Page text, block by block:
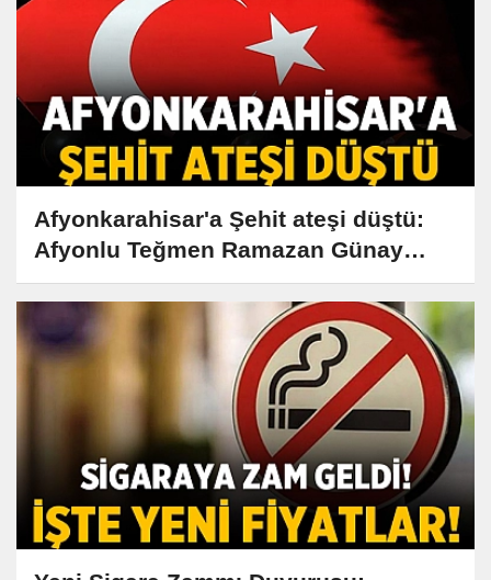
Afyonkarahisar'a Şehit ateşi düştü:
Afyonlu Teğmen Ramazan Günay
Şehit oldu!